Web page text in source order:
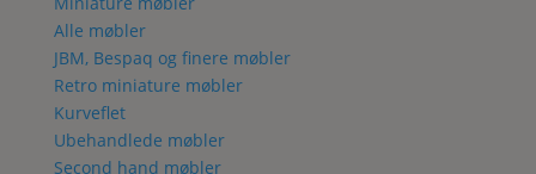
Alle møbler
JBM, Bespaq og finere møbler
Retro miniature møbler
Kurveflet
Ubehandlede møbler
Second hand møbler